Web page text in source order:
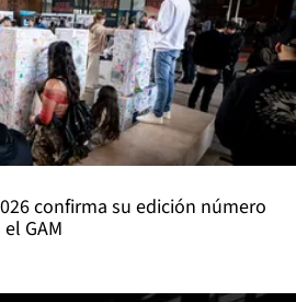
confirma su edición número
GAM